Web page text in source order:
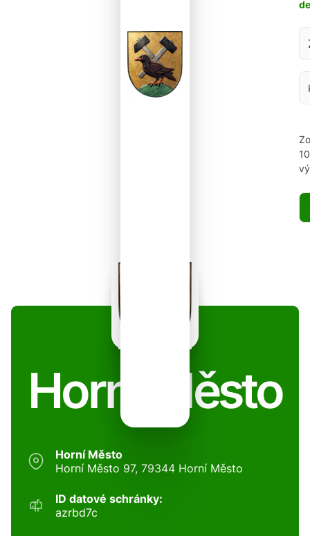
Horní Město
Horní Město
Horní Město 97, 79344 Horní Město
ID datové schránky:
azrbd7c